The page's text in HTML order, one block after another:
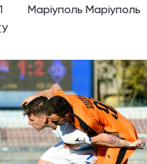
Маріуполь Маріуполь